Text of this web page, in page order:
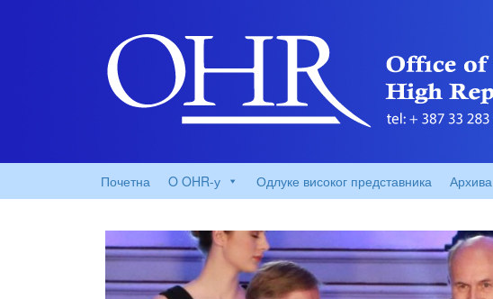
Почетна O OHR-у Одлуке високог представника Архива